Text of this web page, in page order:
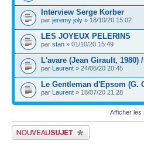
Interview Serge Korber
par jeremy joly » 18/10/20 15:02
LES JOYEUX PELERINS
par stan » 01/10/20 15:49
L'avare (Jean Girault, 1980)
par Laurent » 24/06/20 20:45
Le Gentleman d'Epsom (G.
par Laurent » 18/07/20 21:28
Afficher les
Publier un nouveau sujet